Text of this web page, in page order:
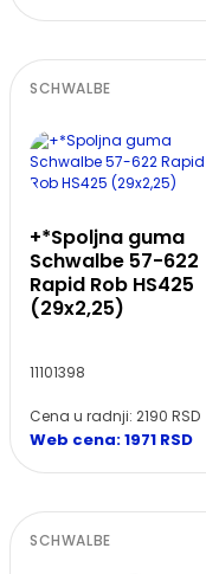
SCHWALBE
+*Spoljna guma
Schwalbe 57-622
Rapid Rob HS425
(29x2,25)
11101398
Cena u radnji: 2190 RSD
Web cena: 1971 RSD
SCHWALBE